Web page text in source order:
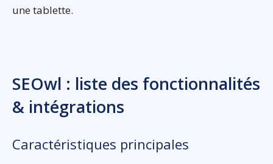
une tablette.
SEOwl : liste des fonctionnalités
& intégrations
Caractéristiques principales